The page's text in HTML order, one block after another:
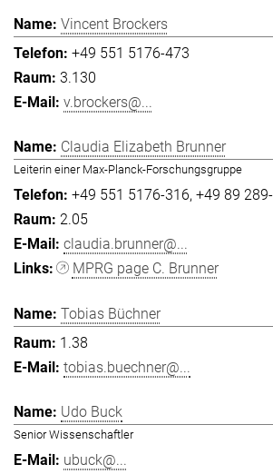
Vincent Brockers
+49 551 5176-473
3.130
v.brockers@...
Claudia Elizabeth Brunner
Leiterin einer Max-Planck-Forschungsgruppe
+49 551 5176-316 +49 89
2.05
claudia.brunner@...
MPRG page C. Brunner
Tobias Büchner
1.38
tobias.buechner@...
Udo Buck
Senior Wissenschaftler
ubuck@...